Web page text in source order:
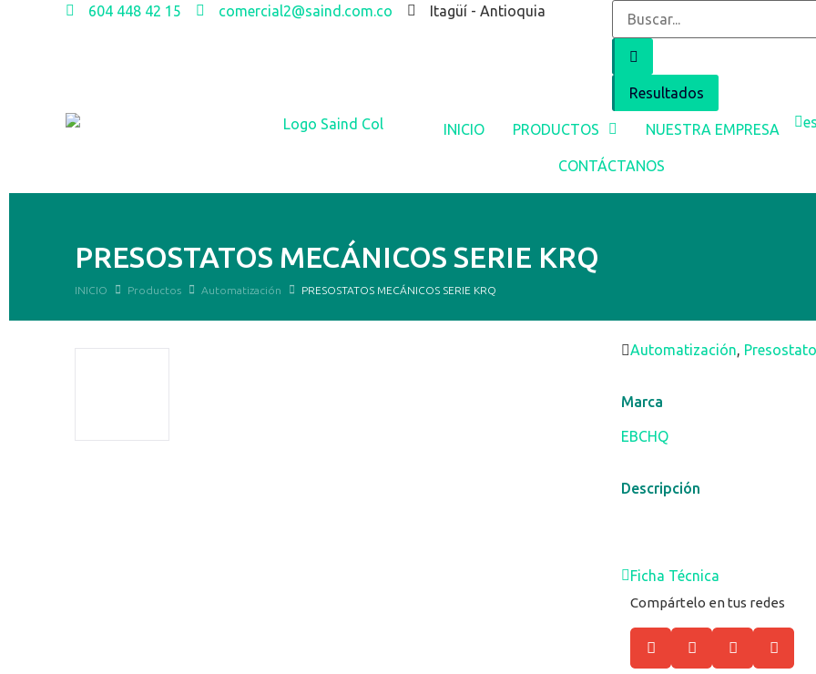
604 448 42 15 comercial2@saind.com.co Itagüí - Antioquia
Resultados
INICIO PRODUCTOS NUESTRA EMPRESA
CONTÁCTANOS
PRESOSTATOS MECÁNICOS SERIE KRQ
INICIO Productos Automatización PRESOSTATOS MECÁNICOS SERIE KRQ
Automatización,
Marca
EBCHQ
Descripción
Ficha Técnica
Compártelo en tus redes